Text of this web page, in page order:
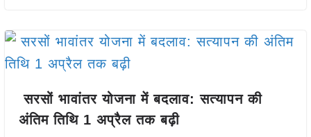
सरसों भावांतर योजना में बदलाव: सत्यापन की
अंतिम तिथि 1 अप्रैल तक बढ़ी